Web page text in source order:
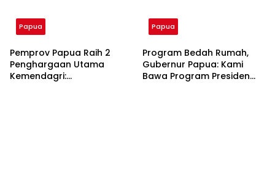
Papua
Pemprov Papua Raih 2
Penghargaan Utama
Kemendagri:
Papua
Program Bedah Rumah,
Gubernur Papua: Kami
Bawa Program Presiden